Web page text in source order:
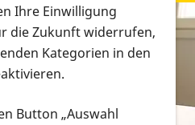
Ihre Einwilligung
die Zukunft widerrufen,
Kategorien in den
Button „Auswahl